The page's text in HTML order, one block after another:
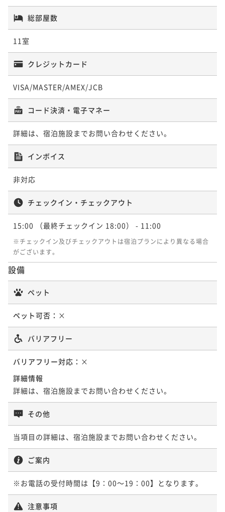
総部屋数
11室
クレジットカード
VISA/MASTER/AMEX/JCB
コード決済・電子マネー
詳細は、宿泊施設までお問い合わせください。
インボイス
非対応
チェックイン・チェックアウト
15:00 （最終チェックイン 18:00） - 11:00
※チェックイン及びチェックアウトは宿泊プランにより異なる場合
がございます。
設備
ペット
ペット可否： ×
バリアフリー
バリアフリー対応： ×
詳細情報
詳細は、宿泊施設までお問い合わせください。
その他
当項目の詳細は、宿泊施設までお問い合わせください。
ご案内
※お電話の受付時間は【9：00～19：00】となります。
注意事項